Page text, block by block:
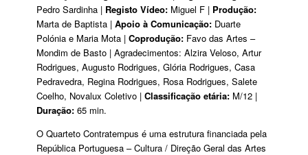
Pedro Sardinha | Registo Vídeo: Miguel F | Produção:
Marta de Baptista |Apoio à Comunicação: Duarte
Polónia e Maria Mota |Coprodução: Favo das Artes –
Mondim de Basto | Agradecimentos: Alzira Veloso, Artur
Rodrigues, Augusto Rodrigues, Glória Rodrigues, Casa
Pedravedra, Regina Rodrigues, Rosa Rodrigues, Salete
Coelho, Novalux Coletivo |Classificação etária: M/12 |
Duração: 65 min.
O Quarteto Contratempus é uma estrutura financiada pela
República Portuguesa – Cultura / Direção Geral das Artes